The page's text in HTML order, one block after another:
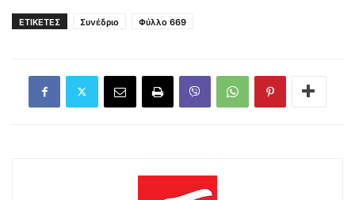
ΕΤΙΚΕΤΕΣ Συνέδριο Φύλλο 669